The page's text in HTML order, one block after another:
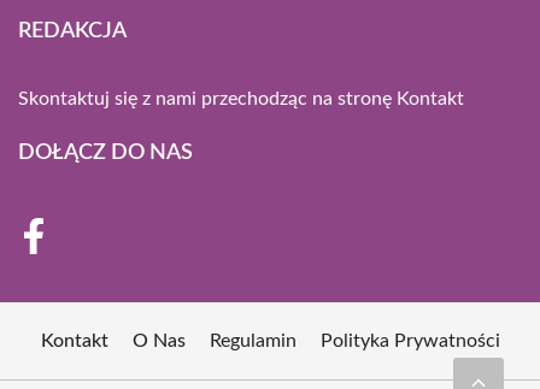
REDAKCJA
Skontaktuj się z nami przechodząc na stronę Kontakt
DOŁĄCZ DO NAS
Kontakt O Nas Regulamin Polityka Prywatności